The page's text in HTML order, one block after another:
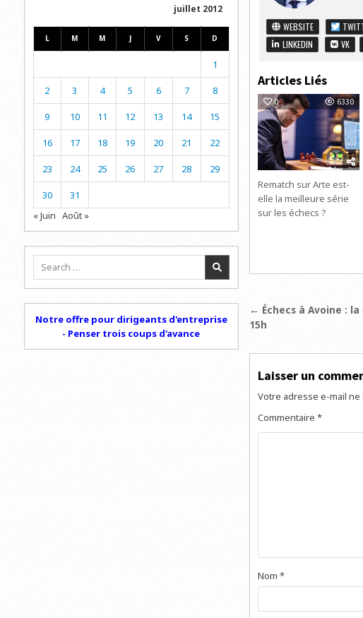
WEBSITE
LINKEDIN
VK
Articles Liés
0 6330
Rematch sur Arte est-
elle la meilleure série
sur les échecs ?
Navigation
de
l’article
← Échecs à Avoine :
15h
Laisser un
Votre adresse e-mail
Commentaire *
Nom *
juillet 2012
L M M J V S D
1
2 3 4 5 6 7 8
9 10 11 12 13 14 15
16 17 18 19 20 21 22
23 24 25 26 27 28 29
30
31
« Juin Août »
Search
Notre offre pour dirigeants d'entreprise
- Penser trois coups d'avance